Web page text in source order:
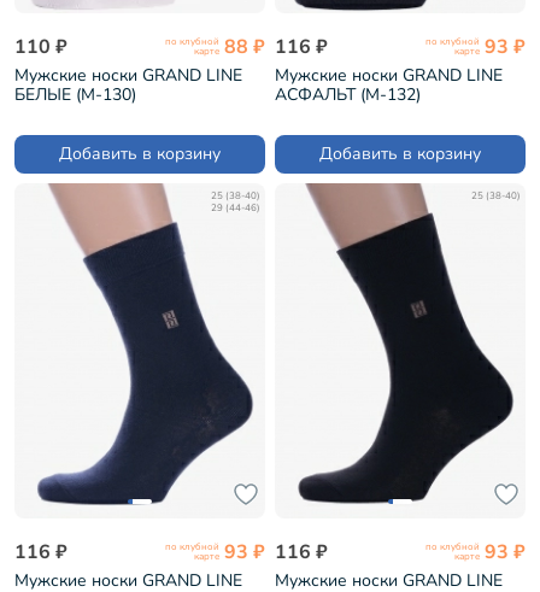
110 ₽ по клубной
карте 88 ₽
Мужские носки GRAND LINE
БЕЛЫЕ (М-130)
Добавить в корзину
116 ₽ по клубной
карте 93 ₽
Мужские носки GRAND LINE
АСФАЛЬТ (М-132)
Добавить в корзину
25 (38-40)
29 (44-46)
116 ₽ по клубной
карте 93 ₽
Мужские носки GRAND LINE
25 (38-40)
116 ₽ по клубной
карте 93 ₽
Мужские носки GRAND LINE